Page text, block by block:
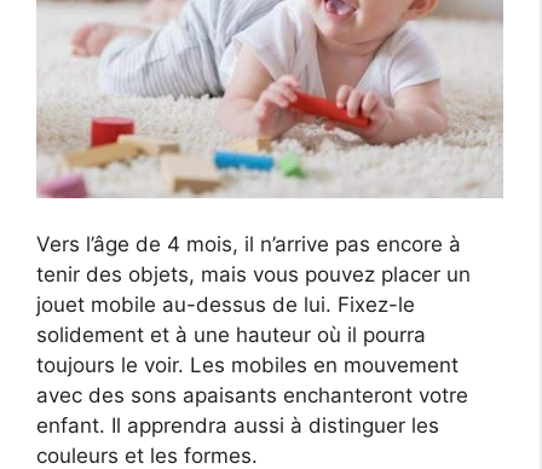
Vers l’âge de 4 mois, il n’arrive pas encore à
tenir des objets, mais vous pouvez placer un
jouet mobile au-dessus de lui. Fixez-le
solidement et à une hauteur où il pourra
toujours le voir. Les mobiles en mouvement
avec des sons apaisants enchanteront votre
enfant. Il apprendra aussi à distinguer les
couleurs et les formes.